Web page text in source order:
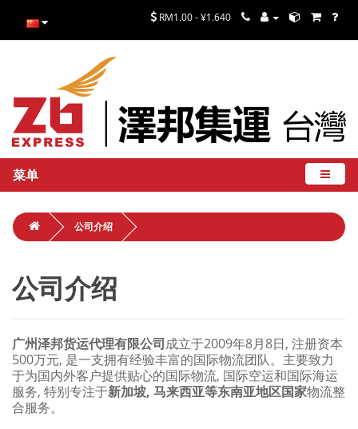
RM1.00 - ¥1.640
菜单
公司介绍
公司介绍
广州泽邦货运代理有限公司成立于2009年8月8日, 注册资本
500万元, 是一支拥有经验丰富的国际物流团队。主要致力
于为国内外客户提供贴心的国际物流, 国际空运和国际海运
服务, 特别专注于新加坡, 马来西亚等东南亚地区国家物流整
合服务。